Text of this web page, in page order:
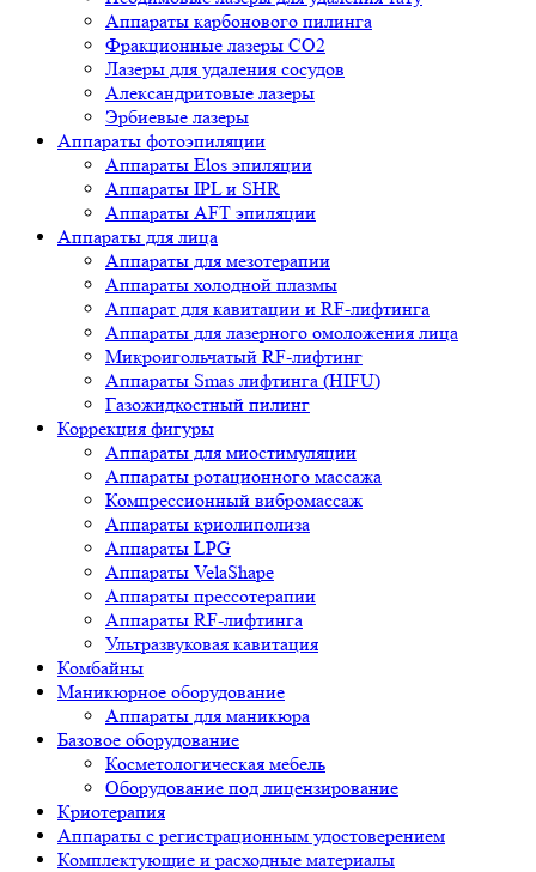
Аппараты карбонового пилинга
Фракционные лазеры CO2
Лазеры для удаления сосудов
Александритовые лазеры
Эрбиевые лазеры
Аппараты фотоэпиляции
Аппараты Elos эпиляции
Аппараты IPL и SHR
Аппараты AFT эпиляции
Аппараты для лица
Аппараты для мезотерапии
Аппараты холодной плазмы
Аппарат для кавитации и RF-лифтинга
Аппараты для лазерного омоложения лица
Микроигольчатый RF-лифтинг
Аппараты Smas лифтинга (HIFU)
Газожидкостный пилинг
Коррекция фигуры
Аппараты для миостимуляции
Аппараты ротационного массажа
Компрессионный вибромассаж
Аппараты криолиполиза
Аппараты LPG
Аппараты VelaShape
Аппараты прессотерапии
Аппараты RF-лифтинга
Ультразвуковая кавитация
Комбайны
Маникюрное оборудование
Аппараты для маникюра
Базовое оборудование
Косметологическая мебель
Оборудование под лицензирование
Криотерапия
Аппараты c регистрационным удостоверением
Комплектующие и расходные материалы